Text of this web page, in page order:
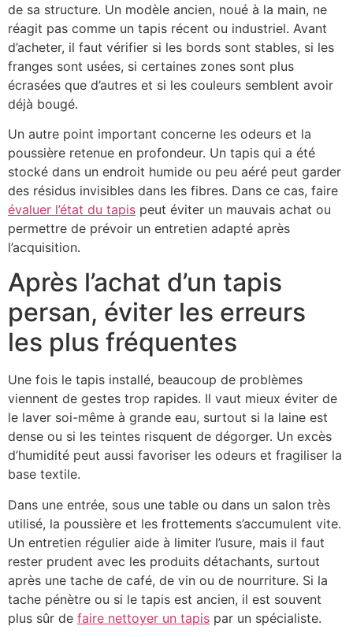
de sa structure. Un modèle ancien, noué à la main, ne
réagit pas comme un tapis récent ou industriel. Avant
d’acheter, il faut vérifier si les bords sont stables, si les
franges sont usées, si certaines zones sont plus
écrasées que d’autres et si les couleurs semblent avoir
déjà bougé.
Un autre point important concerne les odeurs et la
poussière retenue en profondeur. Un tapis qui a été
stocké dans un endroit humide ou peu aéré peut garder
des résidus invisibles dans les fibres. Dans ce cas, faire
évaluer l’état du tapis peut éviter un mauvais achat ou
permettre de prévoir un entretien adapté après
l’acquisition.
Après l’achat d’un tapis
persan, éviter les erreurs
les plus fréquentes
Une fois le tapis installé, beaucoup de problèmes
viennent de gestes trop rapides. Il vaut mieux éviter de
le laver soi-même à grande eau, surtout si la laine est
dense ou si les teintes risquent de dégorger. Un excès
d’humidité peut aussi favoriser les odeurs et fragiliser la
base textile.
Dans une entrée, sous une table ou dans un salon très
utilisé, la poussière et les frottements s’accumulent vite.
Un entretien régulier aide à limiter l’usure, mais il faut
rester prudent avec les produits détachants, surtout
après une tache de café, de vin ou de nourriture. Si la
tache pénètre ou si le tapis est ancien, il est souvent
plus sûr de faire nettoyer un tapis par un spécialiste.